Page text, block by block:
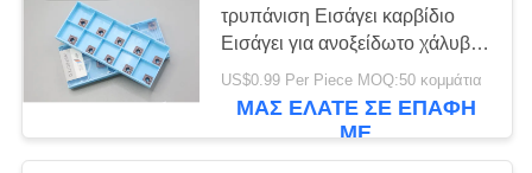
ΕΠΙΚΟΙΝΩΝΉΣΤΕ
ΜΑΖΊCNC ένθετα άλεσης
τρυπάνιση Εισάγει καρβίδιο
Εισάγει για ανοξείδωτο χάλυβα
Μέρη χάλυβα Υλικά CNC
Δείκτης Εισάγει
US$0.99 Per Piece MOQ:50 κομμάτια
ΜΑΣ ΕΛΆΤΕ ΣΕ ΕΠΑΦΉ
ΜΕ